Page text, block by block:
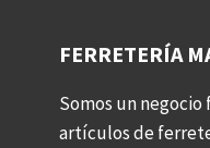
FERRETERÍA
Somos un
artículos de